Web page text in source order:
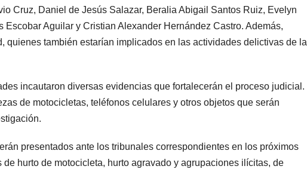
Cruz, Daniel de Jesús Salazar, Beralia Abigail Santos Ruiz, Evelyn
Escobar Aguilar y Cristian Alexander Hernández Castro. Además,
quienes también estarían implicados en las actividades delictivas de la
incautaron diversas evidencias que fortalecerán el proceso judicial.
de motocicletas, teléfonos celulares y otros objetos que serán
presentados ante los tribunales correspondientes en los próximos
hurto de motocicleta, hurto agravado y agrupaciones ilícitas, de